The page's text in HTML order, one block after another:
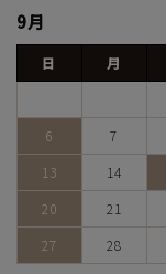
9月
日 月
6
7
13
14
20
21
27
28